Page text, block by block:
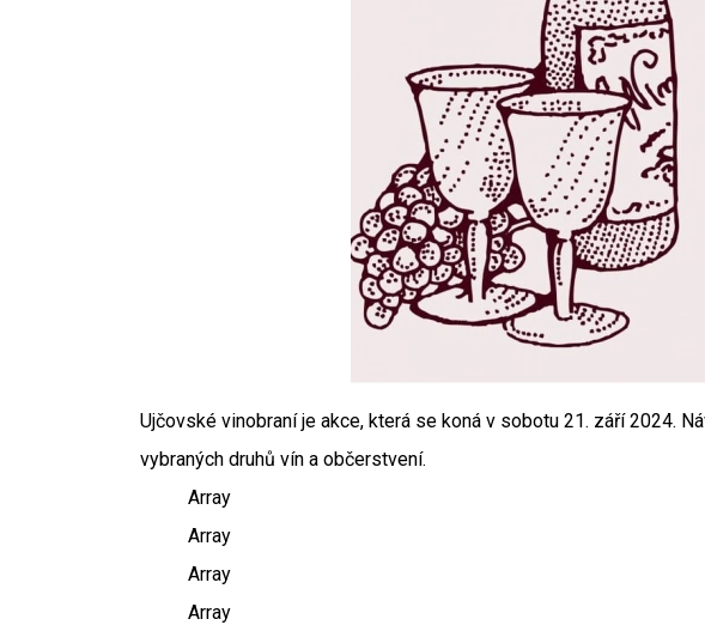
Ujčovské vinobraní je akce, která se koná v sobotu 21. září 2024.
vybraných druhů vín a občerstvení.
Array
Array
Array
Array